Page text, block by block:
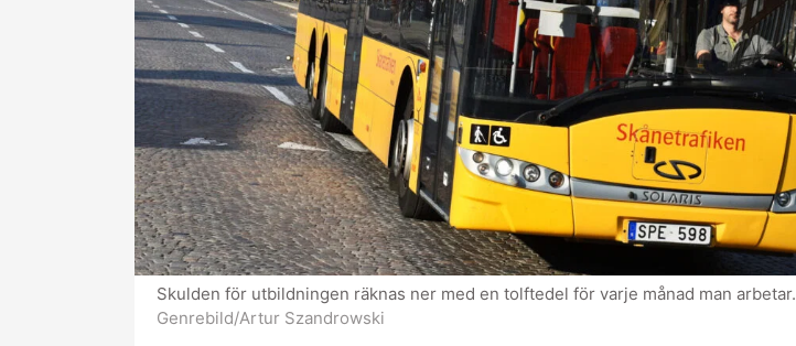
Skulden för utbildningen räknas ner med en tolftedel för varje månad man arbetar.
Genrebild/Artur Szandrowski